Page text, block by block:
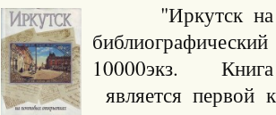
"Иркутск на
10000экз. Книга
является первой